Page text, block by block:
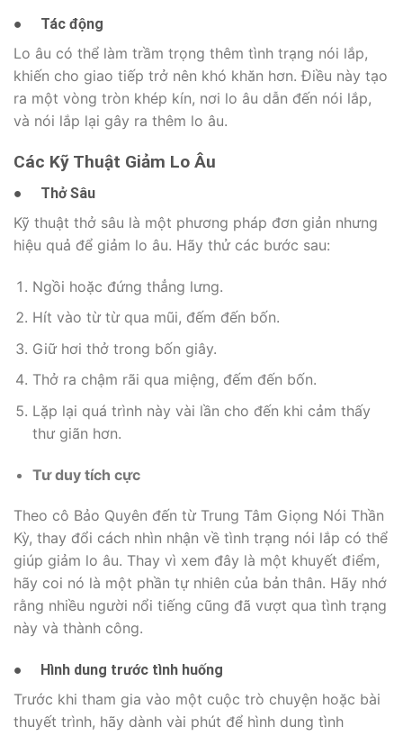
● Tác động
Lo âu có thể làm trầm trọng thêm tình trạng nói lắp,
khiến cho giao tiếp trở nên khó khăn hơn. Điều này tạo
ra một vòng tròn khép kín, nơi lo âu dẫn đến nói lắp,
và nói lắp lại gây ra thêm lo âu.
Các Kỹ Thuật Giảm Lo Âu
● Thở Sâu
Kỹ thuật thở sâu là một phương pháp đơn giản nhưng
hiệu quả để giảm lo âu. Hãy thử các bước sau:
Ngồi hoặc đứng thẳng lưng.
Hít vào từ từ qua mũi, đếm đến bốn.
Giữ hơi thở trong bốn giây.
Thở ra chậm rãi qua miệng, đếm đến bốn.
Lặp lại quá trình này vài lần cho đến khi cảm thấy
thư giãn hơn.
Tư duy tích cực
Theo cô Bảo Quyên đến từ Trung Tâm Giọng Nói Thần
Kỳ, thay đổi cách nhìn nhận về tình trạng nói lắp có thể
giúp giảm lo âu. Thay vì xem đây là một khuyết điểm,
hãy coi nó là một phần tự nhiên của bản thân. Hãy nhớ
rằng nhiều người nổi tiếng cũng đã vượt qua tình trạng
này và thành công.
● Hình dung trước tình huống
Trước khi tham gia vào một cuộc trò chuyện hoặc bài
thuyết trình, hãy dành vài phút để hình dung tình